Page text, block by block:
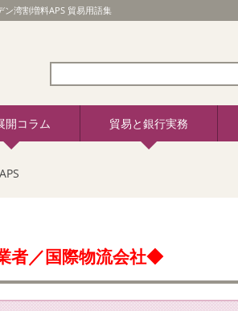
湾割増料APS 貿易用語集
開コラム 貿易と銀行実務
者／国際物流会社◆